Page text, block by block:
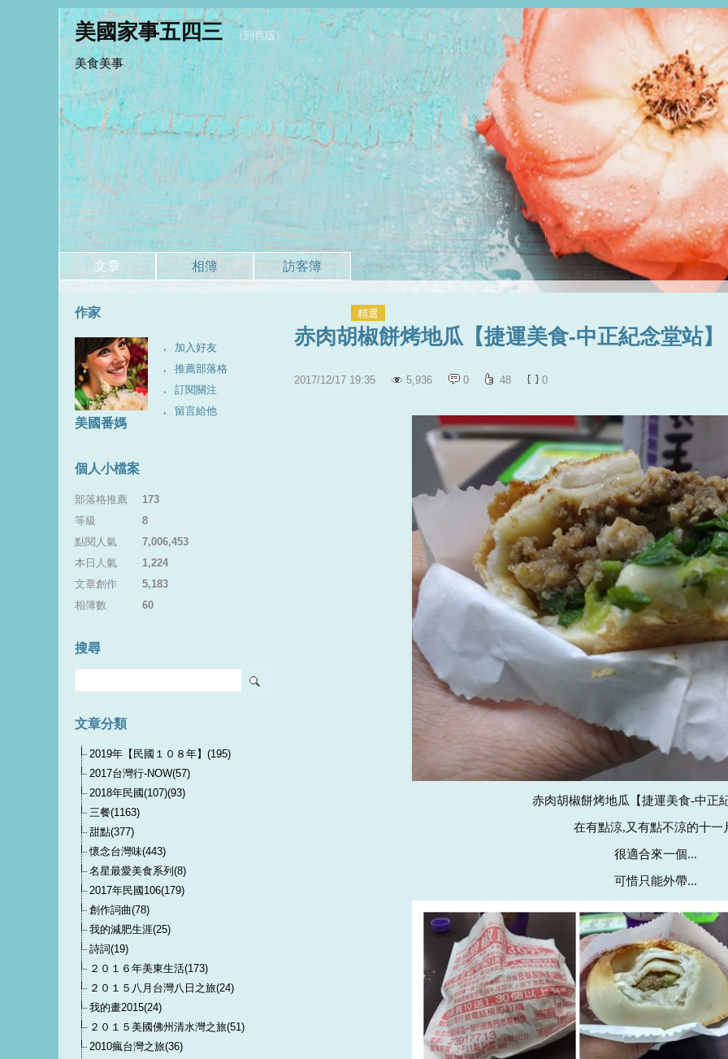
美國家事五四三 （到舊版 ）
美食美事
文章 相簿 訪客簿
精選
赤肉胡椒餅烤地瓜【捷運美食-中正紀念堂站】
2017/12/17 19:35 5,936 0 48 0
赤肉胡椒餅烤地瓜【捷運美食-中正
在有點涼,又有點不涼的十一
很適合來一個...
可惜只能外帶...
作家
加入好友
推薦部落格
訂閱關注
留言給他
美國番媽
個人小檔案
部落格推薦
173
等級
8
點閱人氣
7,006,453
本日人氣
1,224
文章創作
5,183
相簿數
60
搜尋
文章分類
2019年【民國１０８年】(195)
2017台灣行-NOW(57)
2018年民國(107)(93)
三餐(1163)
甜點(377)
懷念台灣味(443)
名星最愛美食系列(8)
2017年民國106(179)
創作詞曲(78)
我的減肥生涯(25)
詩詞(19)
２０１６年美東生活(173)
２０１５八月台灣八日之旅(24)
我的畫2015(24)
２０１５美國佛州清水灣之旅(51)
2010瘋台灣之旅(36)